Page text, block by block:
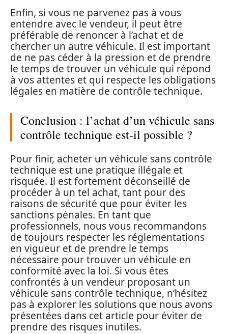
Enfin, si vous ne parvenez pas à vous
entendre avec le vendeur, il peut être
préférable de renoncer à l’achat et de
chercher un autre véhicule. Il est important
de ne pas céder à la pression et de prendre
le temps de trouver un véhicule qui répond
à vos attentes et qui respecte les obligations
légales en matière de contrôle technique.
Conclusion : l’achat d’un véhicule sans
contrôle technique est-il possible ?
Pour finir, acheter un véhicule sans contrôle
technique est une pratique illégale et
risquée. Il est fortement déconseillé de
procéder à un tel achat, tant pour des
raisons de sécurité que pour éviter les
sanctions pénales. En tant que
professionnels, nous vous recommandons
de toujours respecter les réglementations
en vigueur et de prendre le temps
nécessaire pour trouver un véhicule en
conformité avec la loi. Si vous êtes
confrontés à un vendeur proposant un
véhicule sans contrôle technique, n’hésitez
pas à explorer les solutions que nous avons
présentées dans cet article pour éviter de
prendre des risques inutiles.